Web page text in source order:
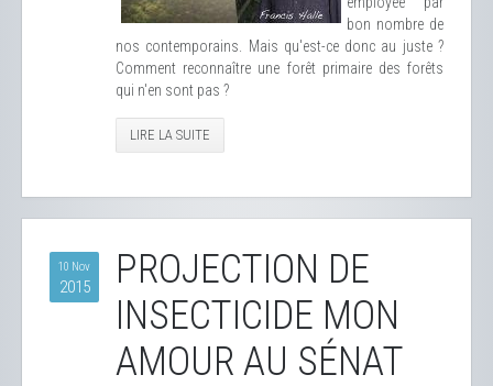
bon nombre de
nos contemporains. Mais qu'est-ce donc au juste ?
Comment reconnaître une forêt primaire des forêts
qui n'en sont pas ?
LIRE LA SUITE
10 Nov
2015
PROJECTION DE
INSECTICIDE MON
AMOUR AU SÉNAT